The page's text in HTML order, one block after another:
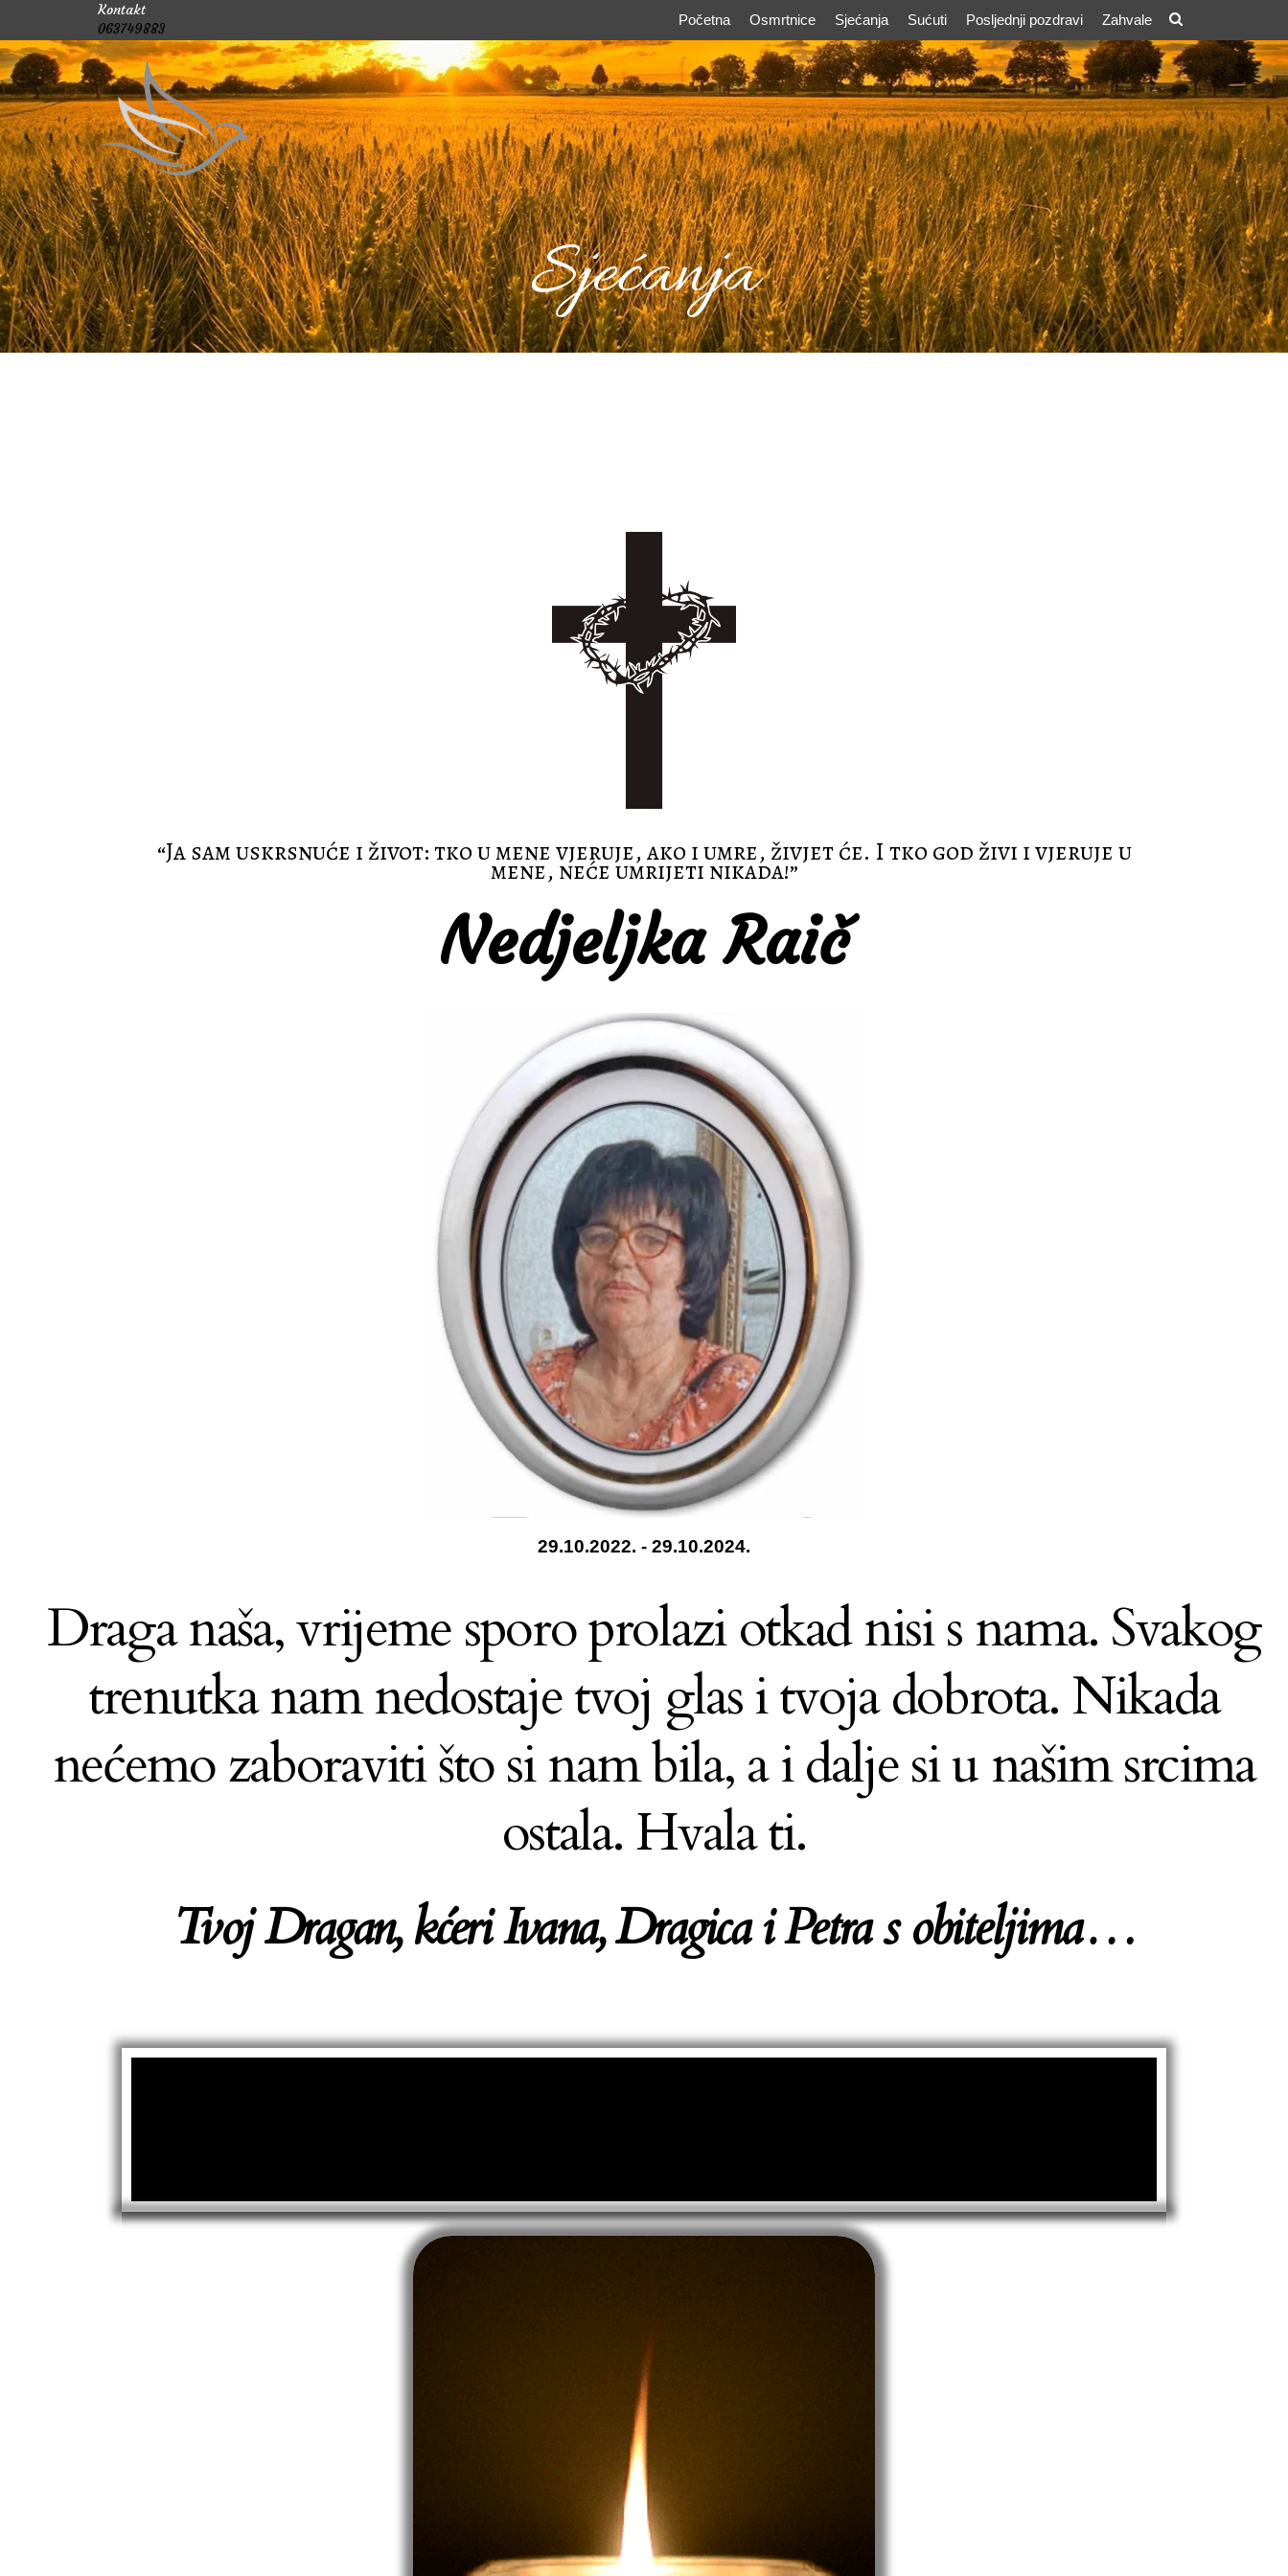
Kontakt
063749883
Početna Osmrtnice Sjećanja Sućuti Posljednji pozdravi Zahvale
Sjećanja
“Ja sam uskrsnuće i život: tko u mene vjeruje, ako i umre, živjet će. I tko god živi i vjeruje u
mene, neće umrijeti nikada!”
Nedjeljka Raič
29.10.2022. - 29.10.2024.
Draga naša, vrijeme sporo prolazi otkad nisi s nama. Svakog
trenutka nam nedostaje tvoj glas i tvoja dobrota. Nikada
nećemo zaboraviti što si nam bila, a i dalje si u našim srcima
ostala. Hvala ti.
Tvoj Dragan, kćeri Ivana, Dragica i Petra s obiteljima…